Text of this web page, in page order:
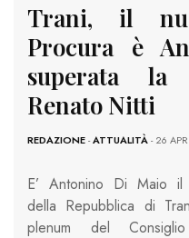
Trani, il
Procura è
superata la
Renato Nitti
REDAZIONE-ATTUALITÀ- 26
E’ Antonino Di Maio il
della Repubblica di
plenum del